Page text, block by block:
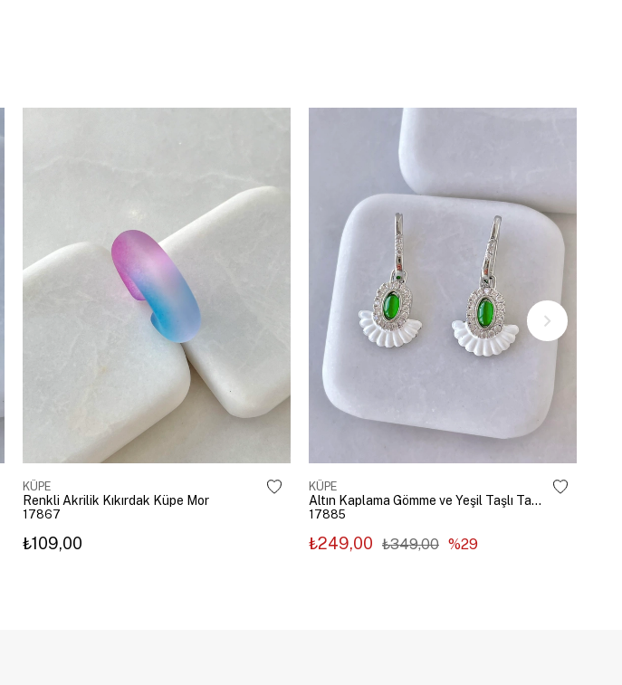
KÜPE
Renkli Akrilik Kıkırdak Küpe Mor
17867
₺109,00
KÜPE
Altın Kaplama Gömme ve Yeşil Taşlı Tasarım Küpe Gümüş
17885
₺249,00 ₺349,00 %29